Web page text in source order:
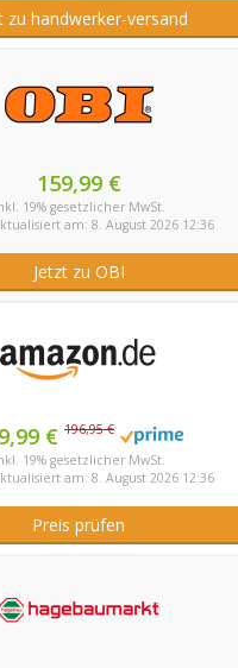
zu handwerker-versand
159,99 €
19% gesetzlicher MwSt.
am: 8. August 2026 12:36
Jetzt zu OBI
€ 196,95 €
19% gesetzlicher MwSt.
am: 8. August 2026 12:36
Preis prüfen